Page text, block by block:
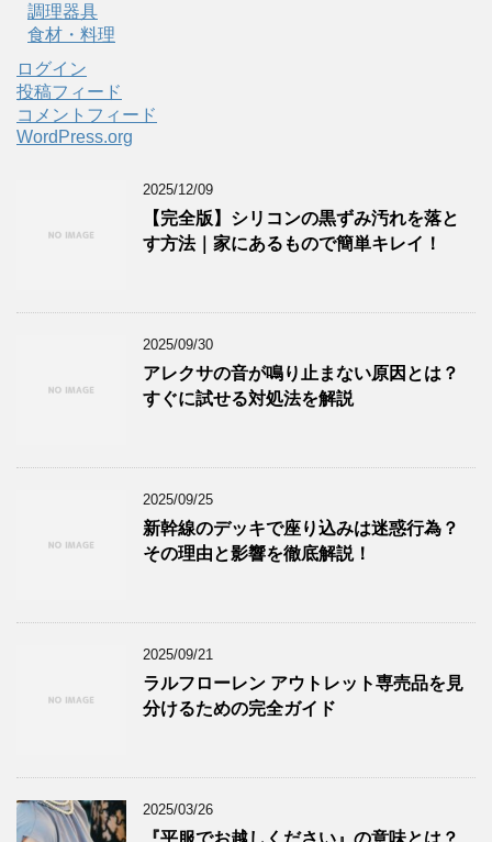
調理器具
食材・料理
ログイン
投稿フィード
コメントフィード
WordPress.org
2025/12/09
【完全版】シリコンの黒ずみ汚れを落と
す方法｜家にあるもので簡単キレイ！
2025/09/30
アレクサの音が鳴り止まない原因とは？
すぐに試せる対処法を解説
2025/09/25
新幹線のデッキで座り込みは迷惑行為？
その理由と影響を徹底解説！
2025/09/21
ラルフローレン アウトレット専売品を見
分けるための完全ガイド
2025/03/26
『平服でお越しください』の意味とは？